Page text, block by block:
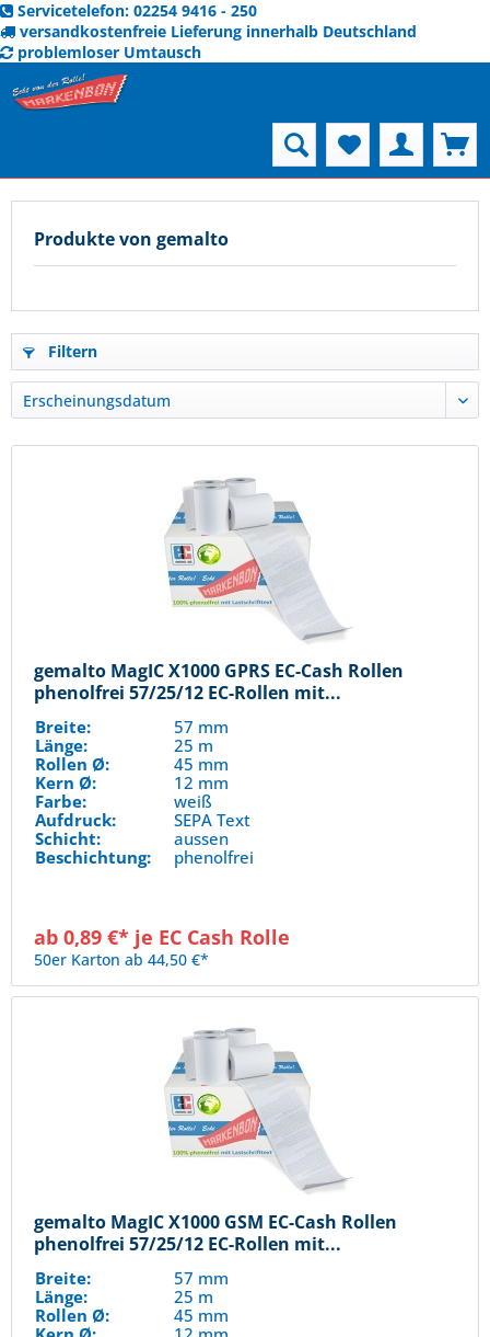
Servicetelefon: 02254 9416 - 250
versandkostenfreie Lieferung innerhalb Deutschland
problemloser Umtausch
Produkte von gemalto
Filtern
gemalto MagIC X1000 GPRS EC-Cash Rollen
phenolfrei 57/25/12 EC-Rollen mit...
Breite:
57 mm
Länge:
25 m
Rollen Ø:
45 mm
Kern Ø:
12 mm
Farbe:
weiß
Aufdruck:
SEPA Text
Schicht:
aussen
Beschichtung:
phenolfrei
ab 0,89 €* je EC Cash Rolle
50er Karton ab 44,50 €*
gemalto MagIC X1000 GSM EC-Cash Rollen
phenolfrei 57/25/12 EC-Rollen mit...
Breite:
57 mm
Länge:
25 m
Rollen Ø:
45 mm